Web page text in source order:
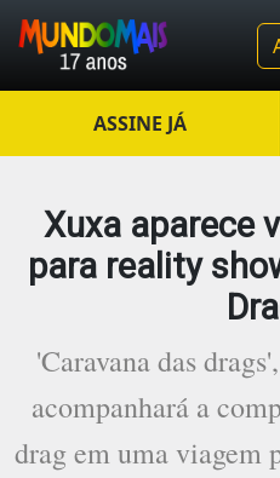
ASSINE JÁ
Xuxa aparece
para reality
'Caravana das
acompanhará a
drag em uma viagem